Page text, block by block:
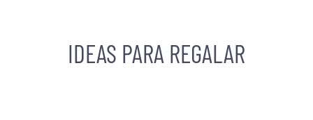
IDEAS PARA REGALAR